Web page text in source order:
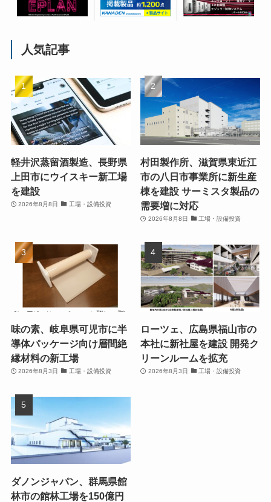
人気記事
軽井沢蒸留酒製造、長野県
上田市にウイスキー新工場
を建設
2026年8月8日 工場・設備投資
村田製作所、滋賀県東近江
市の八日市事業所に新生産
棟を建設 サーミスタ製品の
需要増に対応
2026年8月8日 工場・設備投資
味の素、岐阜県可児市に半
導体パッケージ向け層間絶
縁材料の新工場
2026年8月3日 工場・設備投資
ローツェ、広島県福山市の
本社に新社屋を建設 開発ク
リーンルームを拡充
2026年8月3日 工場・設備投資
ダノンジャパン、群馬県館
林市の館林工場を150億円